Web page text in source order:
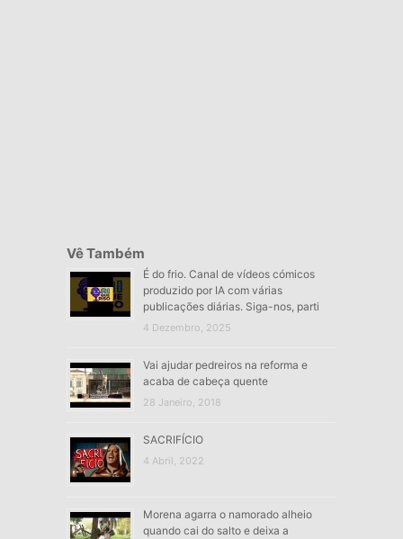
Vê Também
É do frio. Canal de vídeos cómicos
produzido por IA com várias
publicações diárias. Siga-nos, parti
4 Dezembro, 2025
Vai ajudar pedreiros na reforma e
acaba de cabeça quente
28 Janeiro, 2018
SACRIFÍCIO
4 Abril, 2022
Morena agarra o namorado alheio
quando cai do salto e deixa a